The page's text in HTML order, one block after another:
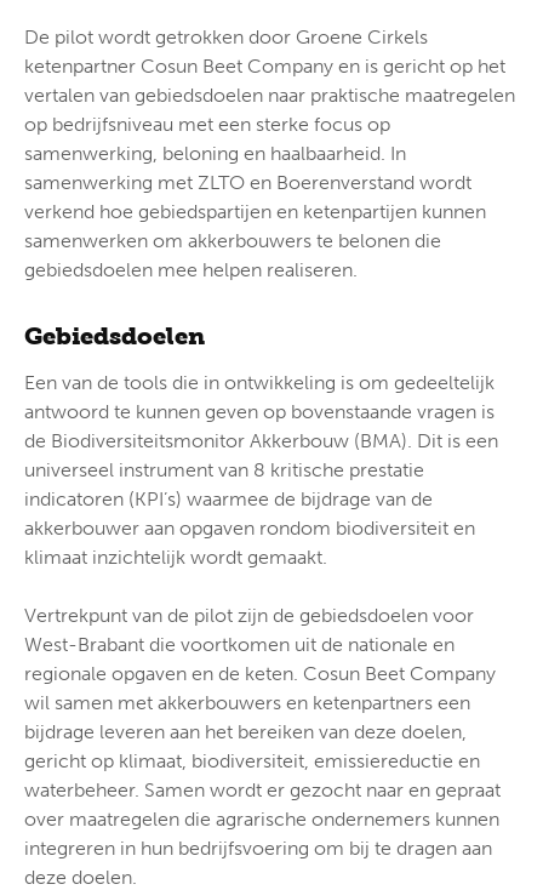
De pilot wordt getrokken door Groene Cirkels
ketenpartner Cosun Beet Company en is gericht op het
vertalen van gebiedsdoelen naar praktische maatregelen
op bedrijfsniveau met een sterke focus op
samenwerking, beloning en haalbaarheid. In
samenwerking met ZLTO en Boerenverstand wordt
verkend hoe gebiedspartijen en ketenpartijen kunnen
samenwerken om akkerbouwers te belonen die
gebiedsdoelen mee helpen realiseren.
Gebiedsdoelen
Een van de tools die in ontwikkeling is om gedeeltelijk
antwoord te kunnen geven op bovenstaande vragen is
de Biodiversiteitsmonitor Akkerbouw (BMA). Dit is een
universeel instrument van 8 kritische prestatie
indicatoren (KPI’s) waarmee de bijdrage van de
akkerbouwer aan opgaven rondom biodiversiteit en
klimaat inzichtelijk wordt gemaakt.
Vertrekpunt van de pilot zijn de gebiedsdoelen voor
West-Brabant die voortkomen uit de nationale en
regionale opgaven en de keten. Cosun Beet Company
wil samen met akkerbouwers en ketenpartners een
bijdrage leveren aan het bereiken van deze doelen,
gericht op klimaat, biodiversiteit, emissiereductie en
waterbeheer. Samen wordt er gezocht naar en gepraat
over maatregelen die agrarische ondernemers kunnen
integreren in hun bedrijfsvoering om bij te dragen aan
deze doelen.